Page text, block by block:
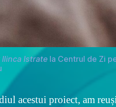
Istrate la Centrul de Zi
acestui proiect, am